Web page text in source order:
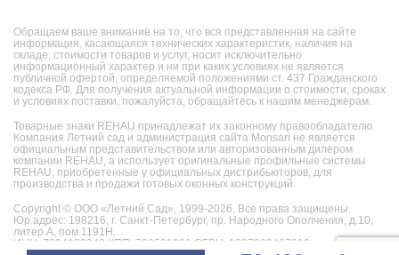
Обращаем ваше внимание на то, что вся представленная на сайте
информация, касающаяся технических характеристик, наличия на
складе, стоимости товаров и услуг, носит исключительно
информационный характер и ни при каких условиях не является
публичной офертой, определяемой положениями ст. 437 Гражданского
кодекса РФ. Для получения актуальной информации о стоимости, сроках
и условиях поставки, пожалуйста, обращайтесь к нашим менеджерам.
Товарные знаки REHAU принадлежат их законному правообладателю.
Компания Летний сад и администрация сайта Monsari не является
официальным представительством или авторизованным дилером
компании REHAU, а использует оригинальные профильные системы
REHAU, приобретенные у официальных дистрибьюторов, для
производства и продажи готовых оконных конструкций.
Copyright © ООО «Летний Сад», 1999-2026, Все права защищены.
Юр.адрес: 198216, г. Санкт-Петербург, пр. Народного Ополчения, д.10,
литер.А, пом.1191Н.
ИНН: 7804130242 КПП: 780501001 ОГРН: 1027802487019